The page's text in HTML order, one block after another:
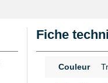
Fiche
Couleur